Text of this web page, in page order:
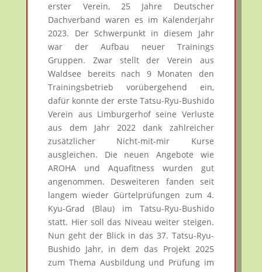
erster Verein, 25 Jahre Deutscher
Dachverband waren es im Kalenderjahr
2023. Der Schwerpunkt in diesem Jahr
war der Aufbau neuer Trainings
Gruppen. Zwar stellt der Verein aus
Waldsee bereits nach 9 Monaten den
Trainingsbetrieb vorübergehend ein,
dafür konnte der erste Tatsu-Ryu-Bushido
Verein aus Limburgerhof seine Verluste
aus dem Jahr 2022 dank zahlreicher
zusätzlicher Nicht-mit-mir Kurse
ausgleichen. Die neuen Angebote wie
AROHA und Aquafitness wurden gut
angenommen. Desweiteren fanden seit
langem wieder Gürtelprüfungen zum 4.
Kyu-Grad (Blau) im Tatsu-Ryu-Bushido
statt. Hier soll das Niveau weiter steigen.
Nun geht der Blick in das 37. Tatsu-Ryu-
Bushido Jahr, in dem das Projekt 2025
zum Thema Ausbildung und Prüfung im